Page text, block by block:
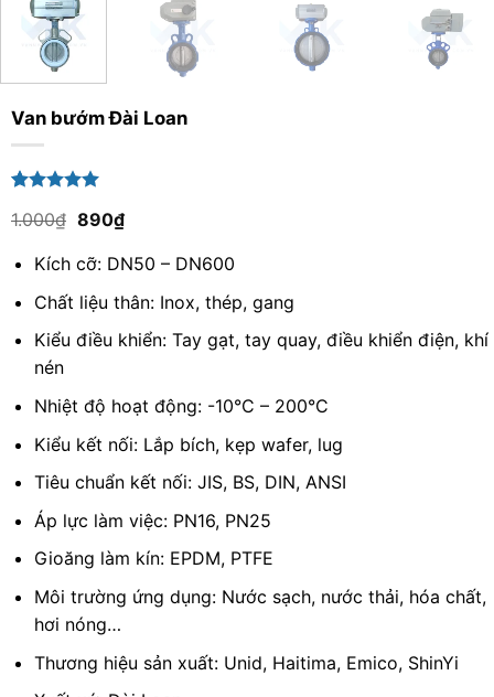
Van bướm Đài Loan
dựa trên
1.000₫ Giá
là:
1.000₫.
890₫Giá
hiện
tại
là:
Kích cỡ: DN50 – DN600
Chất liệu thân: Inox, thép, gang
Kiểu điều khiển: Tay gạt, tay quay, điều khiển điện, khí
nén
Nhiệt độ hoạt động: -10°C – 200°C
Kiểu kết nối: Lắp bích, kẹp wafer, lug
Tiêu chuẩn kết nối: JIS, BS, DIN, ANSI
Áp lực làm việc: PN16, PN25
Gioăng làm kín: EPDM, PTFE
Môi trường ứng dụng: Nước sạch, nước thải, hóa chất,
hơi nóng…
Thương hiệu sản xuất: Unid, Haitima, Emico, ShinYi